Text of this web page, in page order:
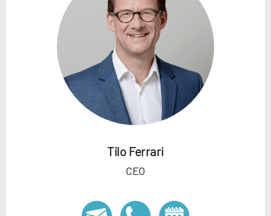
Tilo Ferrari
CEO